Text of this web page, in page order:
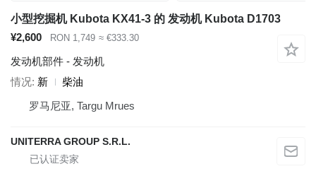
小型挖掘机 Kubota KX41-3 的 发动机 Kubota D1703
¥2,600
RON 1,749 ≈ €333.30
发动机部件 - 发动机
情况 新
柴油
罗马尼亚, Targu Mrues
UNITERRA GROUP S.R.L.